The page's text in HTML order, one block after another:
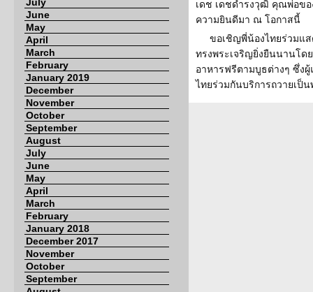
June
May
April
March
February
January 2019
December
November
October
September
August
July
June
May
April
March
February
January 2018
December 2017
November
October
September
เดช เดชดำรงวุฒิ คุณพ่อขอ
ความยินดีมา ณ โอกาสนี้
ขอเชิญพี่น้องไทยร่วมแ
ทรงพระเจริญยิ่งยืนนานโด
อาหารฟรีตามบูธต่างๆ ซึ่ง
ไทยร่วมกันบริการถวายเป็